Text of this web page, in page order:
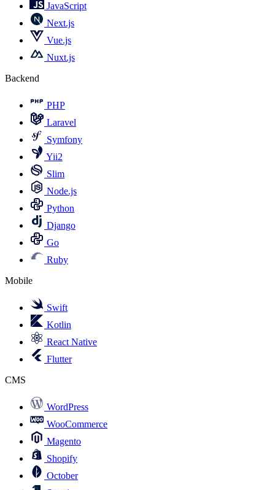
JavaScript
Next.js
Vue.js
Nuxt.js
Backend
PHP
Laravel
Symfony
Yii2
Slim
Node.js
Python
Django
Go
Ruby
Mobile
Swift
Kotlin
React Native
Flutter
CMS
WordPress
WooCommerce
Magento
Shopify
October